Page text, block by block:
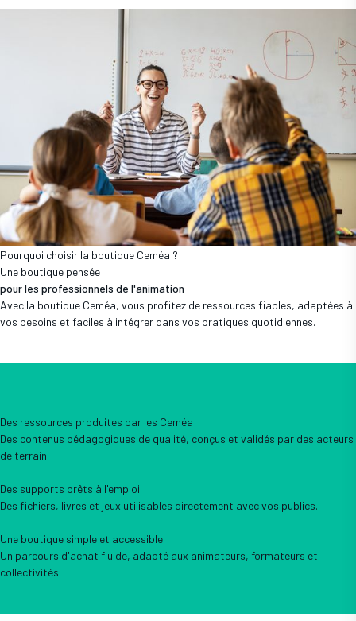
Pourquoi choisir la boutique Ceméa ?
Une boutique pensée
pour les professionnels de l'animation
Avec la boutique Ceméa, vous profitez de ressources fiables, adaptées à
vos besoins et faciles à intégrer dans vos pratiques quotidiennes.
Des ressources produites par les Ceméa
Des contenus pédagogiques de qualité, conçus et validés par des acteurs
de terrain.
Des supports prêts à l'emploi
Des fichiers, livres et jeux utilisables directement avec vos publics.
Une boutique simple et accessible
Un parcours d'achat fluide, adapté aux animateurs, formateurs et
collectivités.